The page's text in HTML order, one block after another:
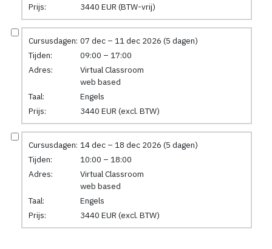
Prijs:
3440 EUR (BTW-vrij)
Cursusdagen: 07 dec – 11 dec 2026 (5 dagen)
Tijden:
09:00 – 17:00
Adres:
Virtual Classroom
web based
Taal:
Engels
Prijs:
3440 EUR (excl. BTW)
Cursusdagen: 14 dec – 18 dec 2026 (5 dagen)
Tijden:
10:00 – 18:00
Adres:
Virtual Classroom
web based
Taal:
Engels
Prijs:
3440 EUR (excl. BTW)